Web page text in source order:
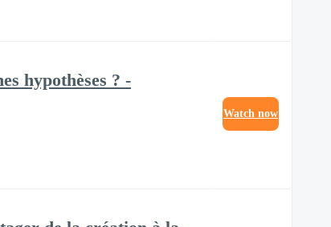
hypothèses ? -
Watch now